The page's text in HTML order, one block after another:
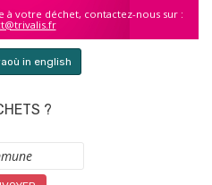
à votre déchet, contactez-nous sur :
in english
?